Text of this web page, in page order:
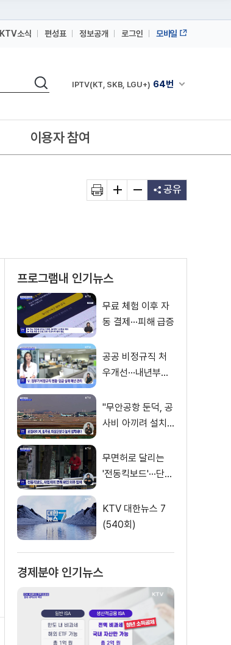
KTV소식 편성표 정보공개 로그인 모바일
검색 채널안내 펼쳐
IPTV(KT, SKB, LGU+) 64번
IPTV(KT, SKB, LGU+)
이용자 참여
공유
프로그램내 인기뉴스
무료 체험 이후 자
동 결제···피해 급증
공공 비정규직 처
우개선···내년부터
스의 맥]
"무안공항 둔덕, 공
사비 아끼려 설치···
무면허로 달리는
'전동킥보드'···단속
KTV 대한뉴스 7
(540회)
경제분야 인기뉴스